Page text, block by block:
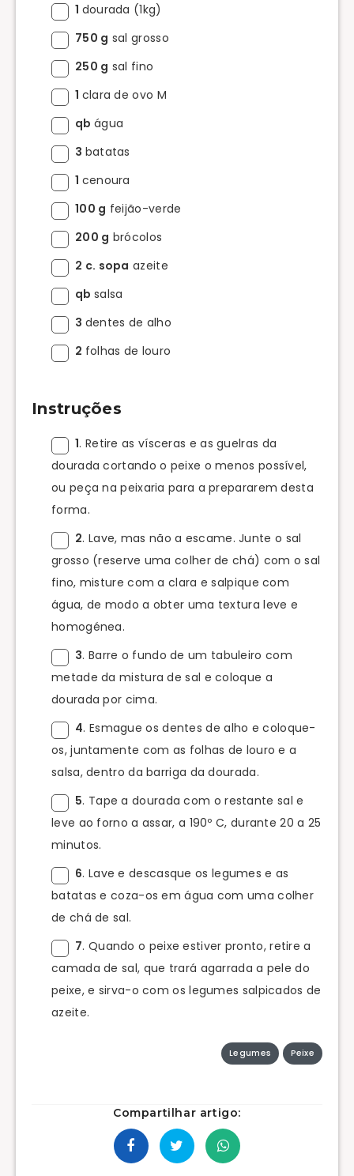
1 dourada (1kg)
750 g sal grosso
250 g sal fino
1 clara de ovo M
qb água
3 batatas
1 cenoura
100 g feijão-verde
200 g brócolos
2 c. sopa azeite
qb salsa
3 dentes de alho
2 folhas de louro
Instruções
1. Retire as vísceras e as guelras da
dourada cortando o peixe o menos possível,
ou peça na peixaria para a prepararem desta
forma.
2. Lave, mas não a escame. Junte o sal
grosso (reserve uma colher de chá) com o sal
fino, misture com a clara e salpique com
água, de modo a obter uma textura leve e
homogénea.
3. Barre o fundo de um tabuleiro com
metade da mistura de sal e coloque a
dourada por cima.
4. Esmague os dentes de alho e coloque-
os, juntamente com as folhas de louro e a
salsa, dentro da barriga da dourada.
5. Tape a dourada com o restante sal e
leve ao forno a assar, a 190º C, durante 20 a 25
minutos.
6. Lave e descasque os legumes e as
batatas e coza-os em água com uma colher
de chá de sal.
7. Quando o peixe estiver pronto, retire a
camada de sal, que trará agarrada a pele do
peixe, e sirva-o com os legumes salpicados de
azeite.
Legumes Peixe
Compartilhar artigo: